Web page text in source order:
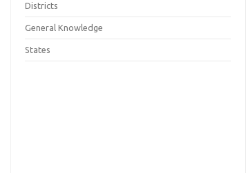
Districts
General Knowledge
States